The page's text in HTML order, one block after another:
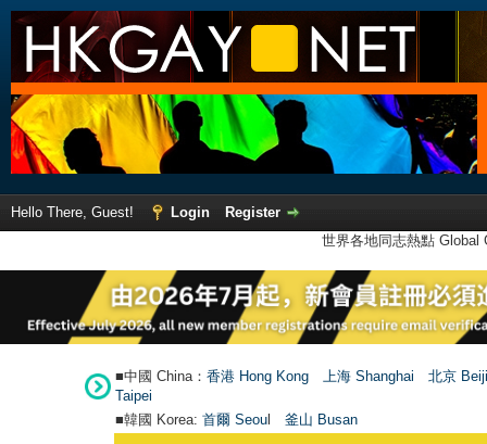
Hello There, Guest! Login
Register
世界各地同志熱點
■中國 China： 香港 Hong Kong 上海 Shanghai
北京
Taipei
■韓國 Korea: 首爾 Seoul 釜山 Busan